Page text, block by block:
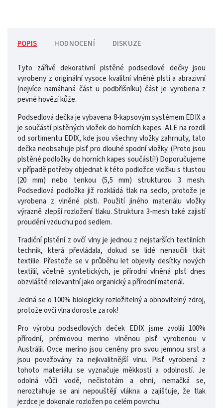
POPIS HODNOCENÍ DISKUZE
Tyto zářivě dekorativní plstěné podsedlové dečky jsou
vyrobeny z originální vysoce kvalitní vlněné plsti a abrazivní
(nejvíce namáhaná část u podbřišníku) část je vyrobena z
pevné hovězí kůže.
Podsedlová dečka je vybavena 8-kapsovým systémem EDIX a
je součástí plstěných vložek do horních kapes. ALE na rozdíl
od sortimentu EDIX, kde jsou všechny vložky zahrnuty, tato
dečka neobsahuje plsť pro dlouhé spodní vložky. (Proto jsou
plstěné podložky do horních kapes součástí!) Doporučujeme
v případě potřeby objednat k této podložce vložku s tlustou
(20 mm) nebo tenkou (5,5 mm) strukturou 3 mesh.
Podsedlová podložka již rozkládá tlak na sedlo, protože je
vyrobena z vlněné plsti. Použití jiného materiálu vložky
výrazně zlepší rozložení tlaku. Struktura 3-mesh také zajistí
proudění vzduchu pod sedlem.
Tradiční plstění z ovčí vlny je jednou z nejstarších textilních
technik, která převládala, dokud se lidé nenaučili tkát
textilie. Přestože se v průběhu let objevily desítky nových
textilií, včetně syntetických, je přírodní vlněná plsť dnes
obzvláště relevantní jako organický a přírodní materiál.
Jedná se o 100% biologicky rozložitelný a obnovitelný zdroj,
protože ovčí vlna doroste za rok!
Pro výrobu podsedlových deček EDIX jsme zvolili 100%
přírodní, prémiovou merino vlněnou plsť vyrobenou v
Austrálii. Ovce merino jsou ceněny pro svou jemnou srst a
jsou považovány za nejkvalitnější vlnu. Plsť vyrobená z
tohoto materiálu se vyznačuje měkkostí a odolností. Je
odolná vůči vodě, nečistotám a ohni, nemačká se,
neroztahuje se ani nepouštějí vlákna a zajišťuje, že tlak
jezdce je dokonale rozložen po celém povrchu.